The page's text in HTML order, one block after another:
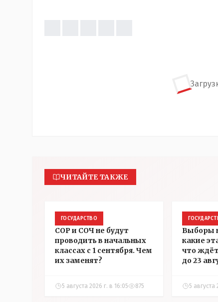
ЧИТАЙТЕ ТАКЖЕ
ГОСУДАРСТВО
СОР и СОЧ не будут
проводить в начальных
классах с 1 сентября. Чем
их заменят?
5 августа 2026 г. в 16:05 875
Выборы
какие
что
до 23
5 августа